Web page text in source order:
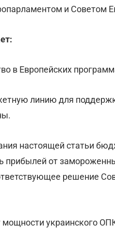
и Советом
в Европейских
линию для
настоящей статьи
прибылей от
решение
украинского